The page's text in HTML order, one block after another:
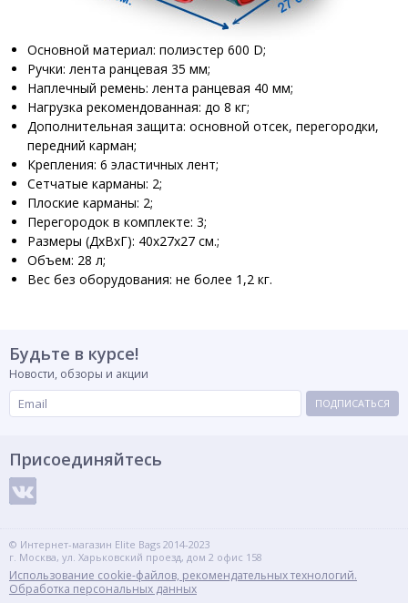
Основной материал: полиэстер 600 D;
Ручки: лента ранцевая 35 мм;
Наплечный ремень: лента ранцевая 40 мм;
Нагрузка рекомендованная: до 8 кг;
Дополнительная защита: основной отсек, перегородки,
передний карман;
Крепления: 6 эластичных лент;
Сетчатые карманы: 2;
Плоские карманы: 2;
Перегородок в комплекте: 3;
Размеры (ДхВхГ): 40х27х27 см.;
Объем: 28 л;
Вес без оборудования: не более 1,2 кг.
Будьте в курсе!
Новости, обзоры и акции
ПОДПИСАТЬСЯ
Присоединяйтесь
© Интернет-магазин Elite Bags 2014-2023
г. Москва, ул. Харьковский проезд, дом 2 офис 158
Использование cookie-файлов, рекомендательных технологий.
Обработка персональных данных